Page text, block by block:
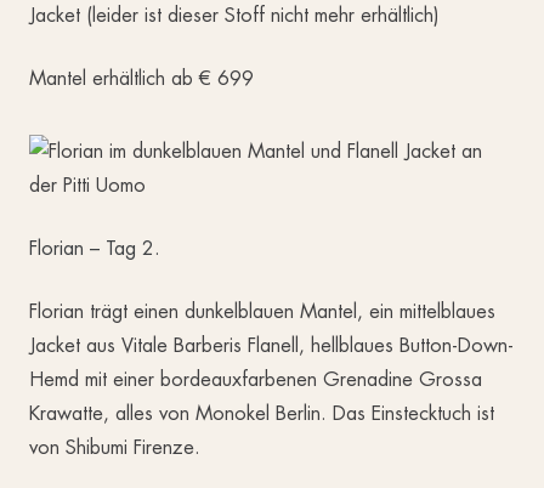
Jacket (leider ist dieser Stoff nicht mehr erhältlich)
Mantel erhältlich ab € 699
Florian – Tag 2.
Florian trägt einen dunkelblauen Mantel, ein mittelblaues
Jacket aus Vitale Barberis Flanell, hellblaues Button-Down-
Hemd mit einer bordeauxfarbenen Grenadine Grossa
Krawatte, alles von Monokel Berlin. Das Einstecktuch ist
von Shibumi Firenze.